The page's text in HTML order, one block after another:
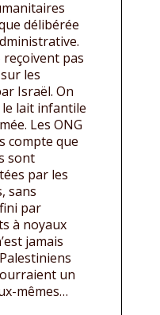
délibérée
reçoivent pas
les
Israël. On
lait infantile
Les ONG
compte que
sont
par les
sans
par
à noyaux
jamais
un
mêmes…